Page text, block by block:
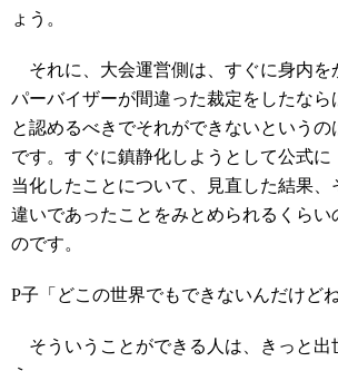
ょう。
それに、大会運営側は、すぐに身内を
パーバイザーが間違った裁定をしたなら
と認めるべきでそれができないというの
です。すぐに鎮静化しようとして公式に
当化したことについて、見直した結果、
違いであったことをみとめられるくらい
のです。
P子「どこの世界でもできないんだけどね
そういうことができる人は、きっと出